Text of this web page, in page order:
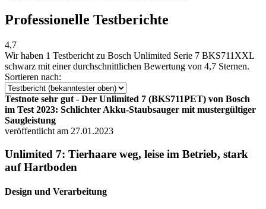
Professionelle Testberichte
4,7
Wir haben 1 Testbericht zu Bosch Unlimited Serie 7 BKS711XXL
schwarz mit einer durchschnittlichen Bewertung von 4,7 Sternen.
Sortieren nach:
Testnote sehr gut - Der Unlimited 7 (BKS711PET) von Bosch
im Test 2023: Schlichter Akku-Staubsauger mit mustergültiger
Saugleistung
veröffentlicht am 27.01.2023
Unlimited 7: Tierhaare weg, leise im Betrieb, stark
auf Hartboden
Design und Verarbeitung